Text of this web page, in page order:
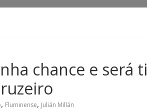
chance e será
, Fluminense, Julián Millán